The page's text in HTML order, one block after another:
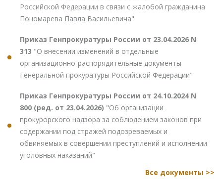
Российской Федерации в связи с жалобой гражданина
Пономарева Павла Васильевича"
Приказ Генпрокуратуры России от 23.04.2026 N
313 "О внесении изменений в отдельные
организационно-распорядительные документы
Генеральной прокуратуры Российской Федерации"
Приказ Генпрокуратуры России от 24.10.2024 N
800 (ред. от 23.04.2026) "Об организации
прокурорского надзора за соблюдением законов при
содержании под стражей подозреваемых и
обвиняемых в совершении преступлений и исполнении
уголовных наказаний"
Все документы >>